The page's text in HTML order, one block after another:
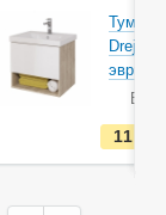
Тумба
Dreja
В
11